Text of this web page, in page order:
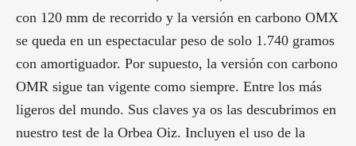
con 120 mm de recorrido y la versión en carbono OMX
se queda en un espectacular peso de solo 1.740 gramos
con amortiguador. Por supuesto, la versión con carbono
OMR sigue tan vigente como siempre. Entre los más
ligeros del mundo. Sus claves ya os las descubrimos en
nuestro test de la Orbea Oiz. Incluyen el uso de la